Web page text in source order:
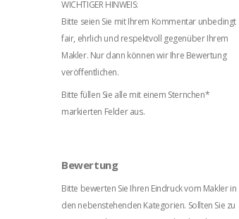
WICHTIGER HINWEIS:
Bitte seien Sie mit Ihrem Kommentar unbedingt
fair, ehrlich und respektvoll gegenüber Ihrem
Makler. Nur dann können wir Ihre Bewertung
veröffentlichen.
Bitte füllen Sie alle mit einem Sternchen*
markierten Felder aus.
Bewertung
Bitte bewerten Sie Ihren Eindruck vom Makler in
den nebenstehenden Kategorien. Sollten Sie zu